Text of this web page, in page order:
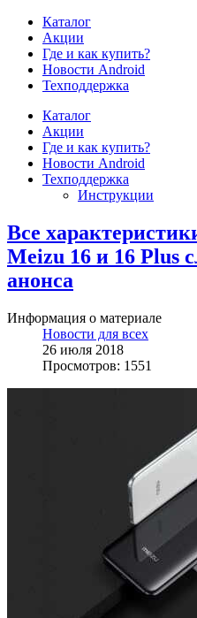
Каталог
Акции
Где и как купить?
Новости Android
Техподдержка
Каталог
Акции
Где и как купить?
Новости Android
Техподдержка
Инструкции
Все
Meizu 16 и 16 Plus
анонса
Информация о материале
Новости для всех
26 июля 2018
Просмотров: 1551